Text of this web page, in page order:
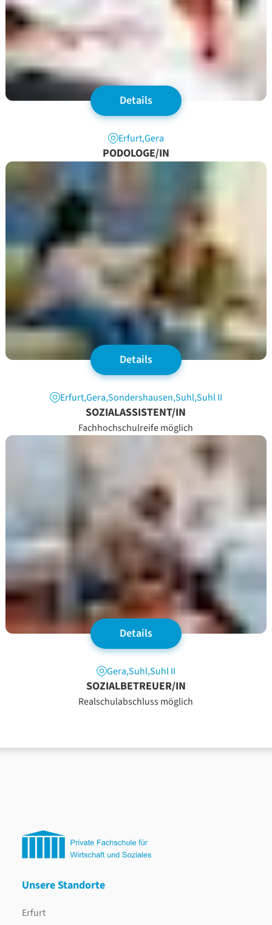
Details
Erfurt,Gera
PODOLOGE/IN
Details
Erfurt,Gera,Sondershausen,Suhl,Suhl II
SOZIALASSISTENT/IN
Fachhochschulreife möglich
Details
Gera,Suhl,Suhl II
SOZIALBETREUER/IN
Realschulabschluss möglich
Unsere Standorte
Erfurt